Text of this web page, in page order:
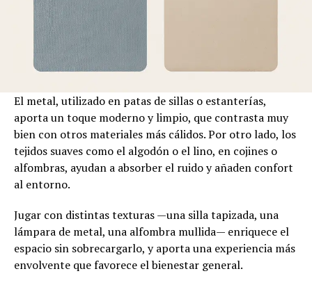
El metal, utilizado en patas de sillas o estanterías,
aporta un toque moderno y limpio, que contrasta muy
bien con otros materiales más cálidos. Por otro lado, los
tejidos suaves como el algodón o el lino, en cojines o
alfombras, ayudan a absorber el ruido y añaden confort
al entorno.
Jugar con distintas texturas —una silla tapizada, una
lámpara de metal, una alfombra mullida— enriquece el
espacio sin sobrecargarlo, y aporta una experiencia más
envolvente que favorece el bienestar general.